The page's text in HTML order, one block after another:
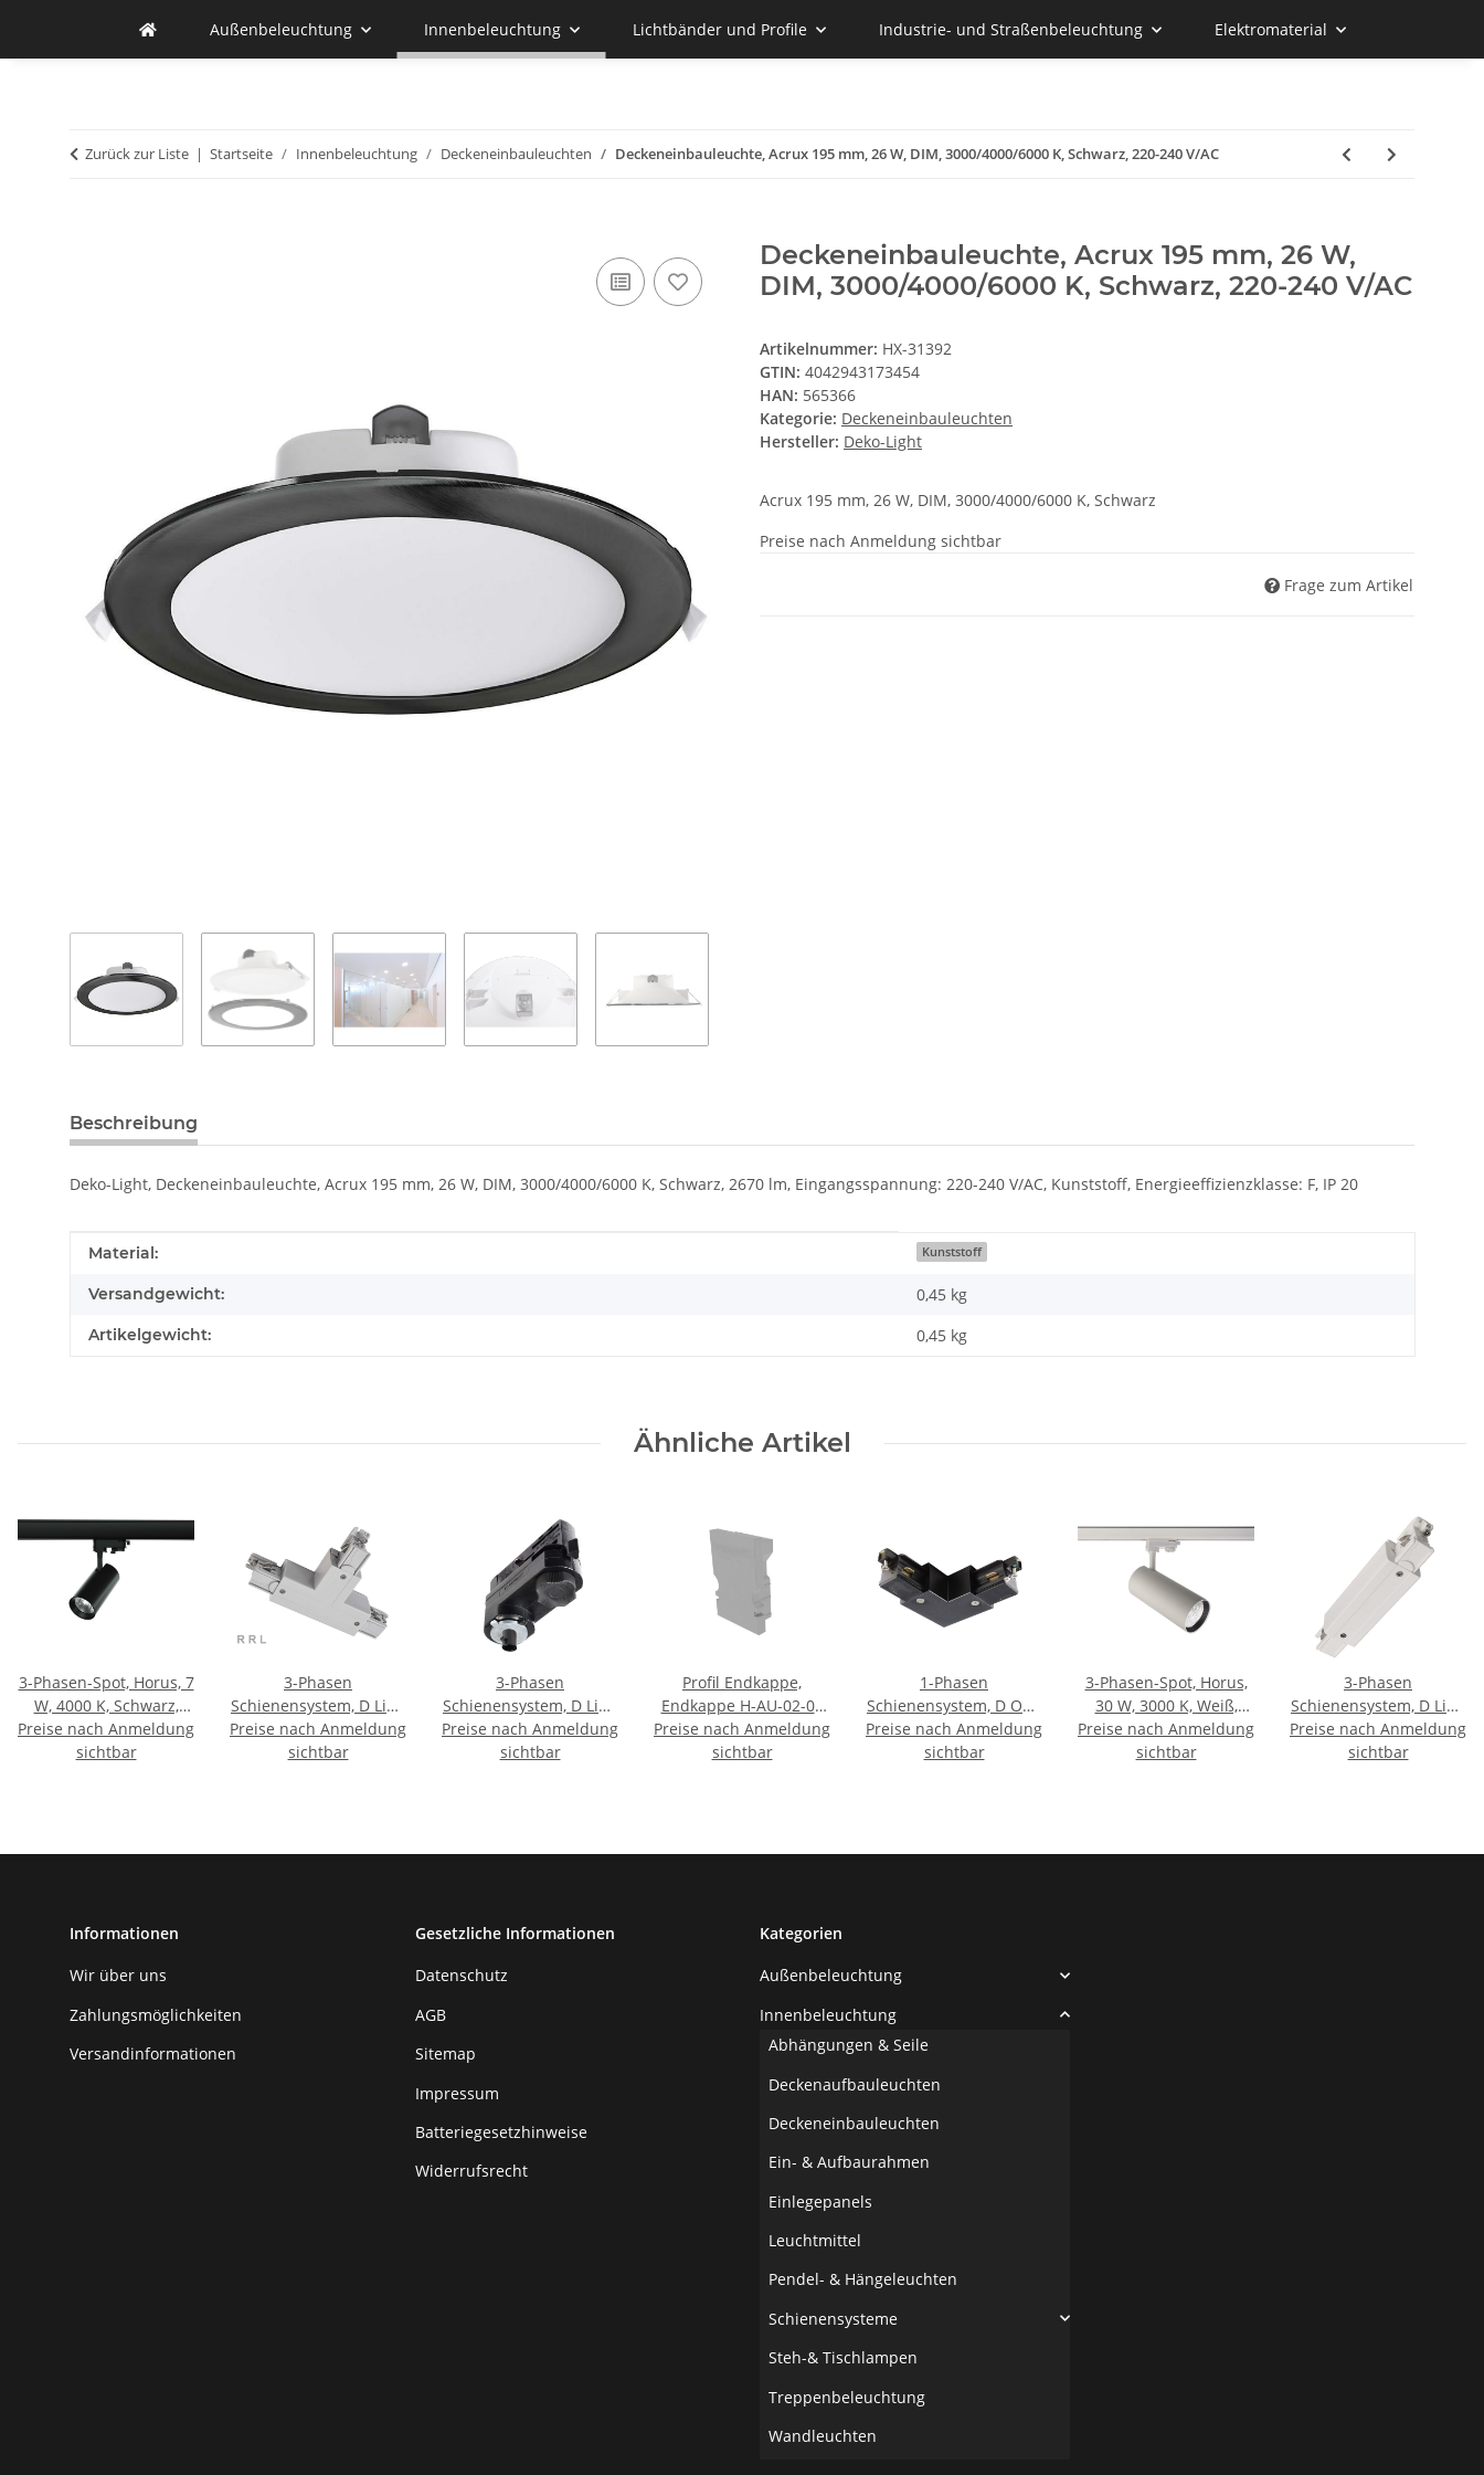
Außenbeleuchtung Innenbeleuchtung Lichtbänder und Profile Industrie- und Straßenbeleuchtung Elektromaterial
Zurück zur Liste Startseite Innenbeleuchtung Deckeneinbauleuchten Deckeneinbauleuchte, Acrux 195 mm, 26 W, DIM, 3000/4000/6000 K, Schwarz, 220-240 V/AC
Deckeneinbauleuchte, Acrux 195 mm, 26 W,
DIM, 3000/4000/6000 K, Schwarz, 220-240 V/AC
Artikelnummer: HX-31392
GTIN: 4042943173454
HAN: 565366
Kategorie: Deckeneinbauleuchten
Hersteller: Deko-Light
Acrux 195 mm, 26 W, DIM, 3000/4000/6000 K, Schwarz
Preise nach Anmeldung sichtbar
Frage zum Artikel
Beschreibung
Deko-Light, Deckeneinbauleuchte, Acrux 195 mm, 26 W, DIM, 3000/4000/6000 K, Schwarz, 2670 lm, Eingangsspannung: 220-240 V/AC, Kunststoff, Energieeffizienzklasse: F, IP 20
Produkteigenschaft
Wert
Material: Kunststoff
Versandgewicht: 0,45 kg
Artikelgewicht: 0,45 kg
Ähnliche Artikel
3-Phasen-Spot, Horus, 7
W, 4000 K, Schwarz,
220-240 V/AC
Preise nach Anmeldung
sichtbar
3-Phasen
Schienensystem, D Line
T-Verbinder rechts-
rechts-links mit
Preise nach Anmeldung
sichtbar
3-Phasen
Schienensystem, D Line
3-Phasen Adapter für
Leuchtenmontage inkl.
Preise nach Anmeldung
sichtbar
Profil Endkappe,
Endkappe H-AU-02-08
Set 2 Stk, Kunststoff,
Grau, Tiefe: 14 mm,
Preise nach Anmeldung
sichtbar
1-Phasen
Schienensystem, D One
90°-Verbinder, links,
schwarz, 220-240 V/AC
Preise nach Anmeldung
sichtbar
3-Phasen-Spot, Horus,
30 W, 3000 K, Weiß,
220-240 V/AC
Preise nach Anmeldung
sichtbar
3-Phasen
Schienensystem, D Line
elektrischer
Längsverbinder mit
Preise nach Anmeldung
sichtbar
Informationen
Wir über uns
Zahlungsmöglichkeiten
Versandinformationen
Gesetzliche Informationen
Datenschutz
AGB
Sitemap
Impressum
Batteriegesetzhinweise
Widerrufsrecht
Kategorien
Außenbeleuchtung
Innenbeleuchtung
Abhängungen & Seile
Deckenaufbauleuchten
Deckeneinbauleuchten
Ein- & Aufbaurahmen
Einlegepanels
Leuchtmittel
Pendel- & Hängeleuchten
Schienensysteme
Steh-& Tischlampen
Treppenbeleuchtung
Wandleuchten